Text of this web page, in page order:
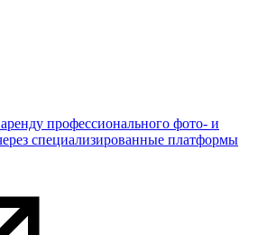
профессионального фото- и
специализированные платформы